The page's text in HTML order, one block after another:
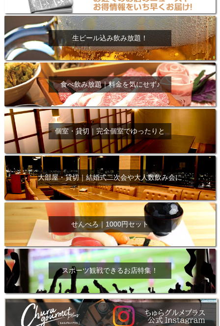
生ビール込み飲み放題！
食べ飲み放題｜料金を気にせず♪
個室・貸切｜完全個室でゆったりと
大部屋・貸切｜結婚式二次会や大人数飲み会に
せんべろ｜1000円セット
スポーツ観戦できるお店特集！